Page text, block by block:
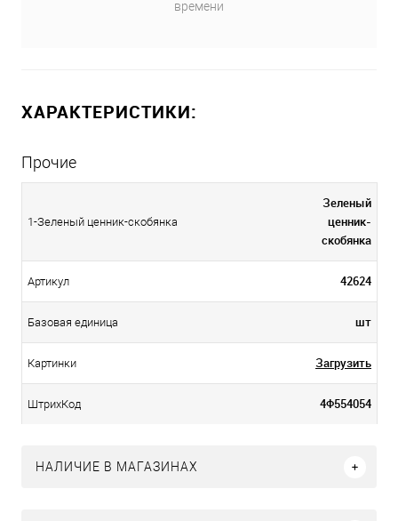
времени
ХАРАКТЕРИСТИКИ:
Прочие
1-Зеленый ценник-скобянка
Зеленый
ценник-
скобянка
Артикул 42624
Базовая единица шт
Картинки Загрузить
ШтрихКод 4Ф554054
НАЛИЧИЕ В МАГАЗИНАХ